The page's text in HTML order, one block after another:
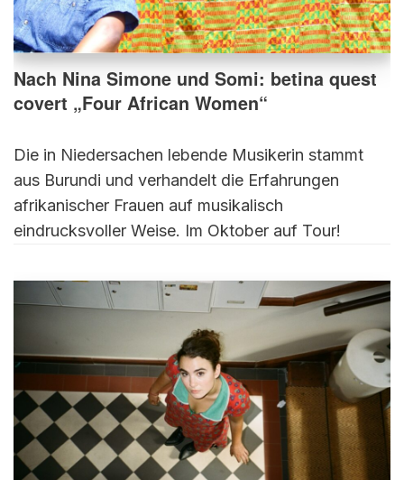
Nach Nina Simone und Somi: betina quest
covert „Four African Women“
Die in Niedersachen lebende Musikerin stammt
aus Burundi und verhandelt die Erfahrungen
afrikanischer Frauen auf musikalisch
eindrucksvoller Weise. Im Oktober auf Tour!